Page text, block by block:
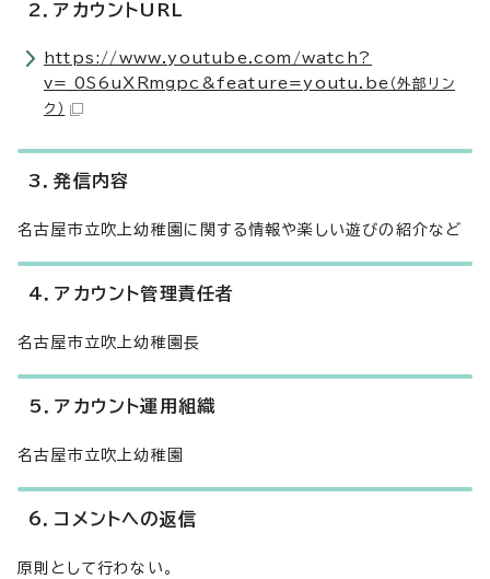
2．アカウントURL
https://www.youtube.com/watch?
v=_0S6uXRmgpc&feature=youtu.be （外部リン
ク）
3．発信内容
名古屋市立吹上幼稚園に関する情報や楽しい遊びの紹介など
4．アカウント管理責任者
名古屋市立吹上幼稚園長
5．アカウント運用組織
名古屋市立吹上幼稚園
6．コメントへの返信
原則として行わない。